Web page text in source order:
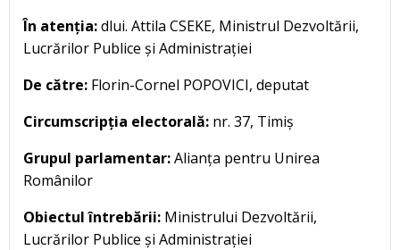
În atenția:dlui. Attila CSEKE, Ministrul Dezvoltării,
Lucrărilor Publice și Administrației
De către: Florin-Cornel POPOVICI, deputat
Circumscripția electorală: nr. 37, Timiș
Grupul parlamentar:Alianța pentru Unirea
Românilor
Obiectul întrebării: Ministrului Dezvoltării,
Lucrărilor Publice și Administrației